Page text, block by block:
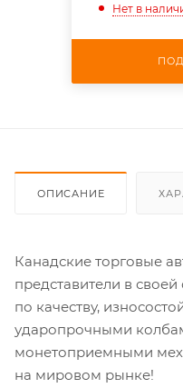
Нет в
ОПИСАНИЕ
Канадские торговые
представители в
по качеству,
ударопрочными
монетоприемными
на мировом рынке!